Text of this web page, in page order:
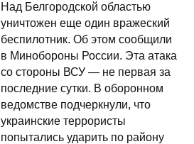
Над Белгородской областью
уничтожен еще один вражеский
беспилотник. Об этом сообщили
в Минобороны России. Эта атака
со стороны ВСУ — не первая за
последние сутки. В оборонном
ведомстве подчеркнули, что
украинские террористы
попытались ударить по району